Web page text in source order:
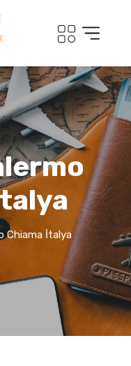
Chiama İtalya